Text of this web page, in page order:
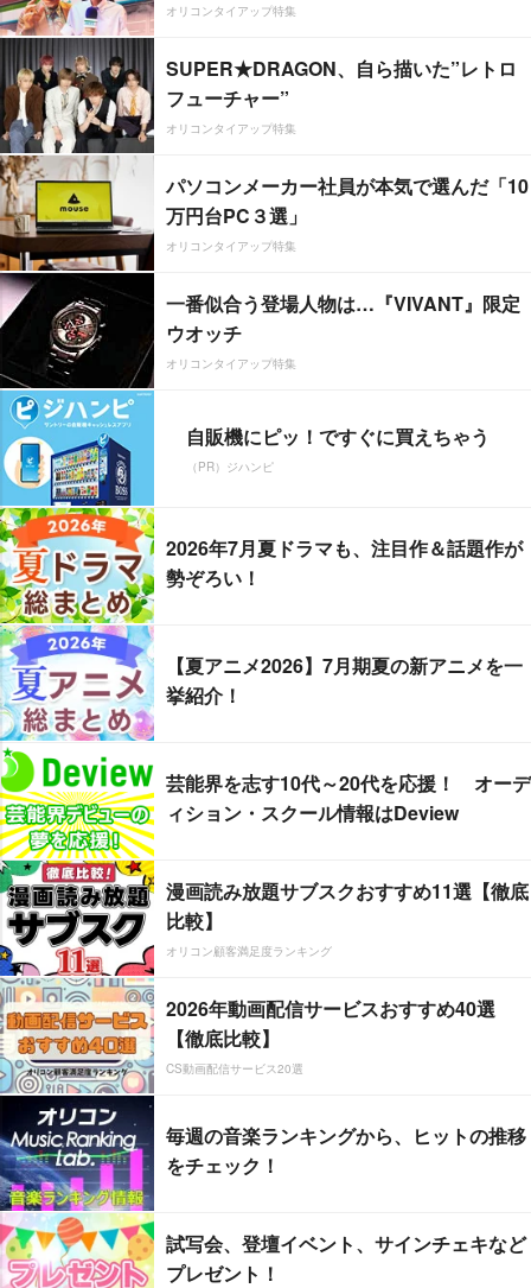
オリコンタイアップ特集
SUPER★DRAGON、自ら描いた”レトロ
フューチャー”
オリコンタイアップ特集
パソコンメーカー社員が本気で選んだ「10
万円台PC３選」
オリコンタイアップ特集
一番似合う登場人物は…『VIVANT』限定
ウオッチ
オリコンタイアップ特集
自販機にピッ！ですぐに買えちゃう
（PR）ジハンピ
2026年7月夏ドラマも、注目作＆話題作が
勢ぞろい！
【夏アニメ2026】7月期夏の新アニメを一
挙紹介！
芸能界を志す10代～20代を応援！ オーデ
ィション・スクール情報はDeview
漫画読み放題サブスクおすすめ11選【徹底
比較】
オリコン顧客満足度ランキング
2026年動画配信サービスおすすめ40選
【徹底比較】
CS動画配信サービス20選
毎週の音楽ランキングから、ヒットの推移
をチェック！
試写会、登壇イベント、サインチェキなど
プレゼント！